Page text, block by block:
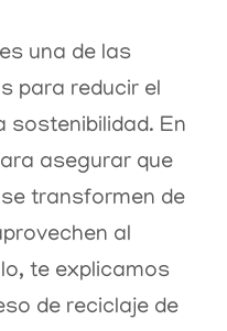
una de las
para reducir el
sostenibilidad. En
asegurar que
transformen de
al
te explicamos
de reciclaje de